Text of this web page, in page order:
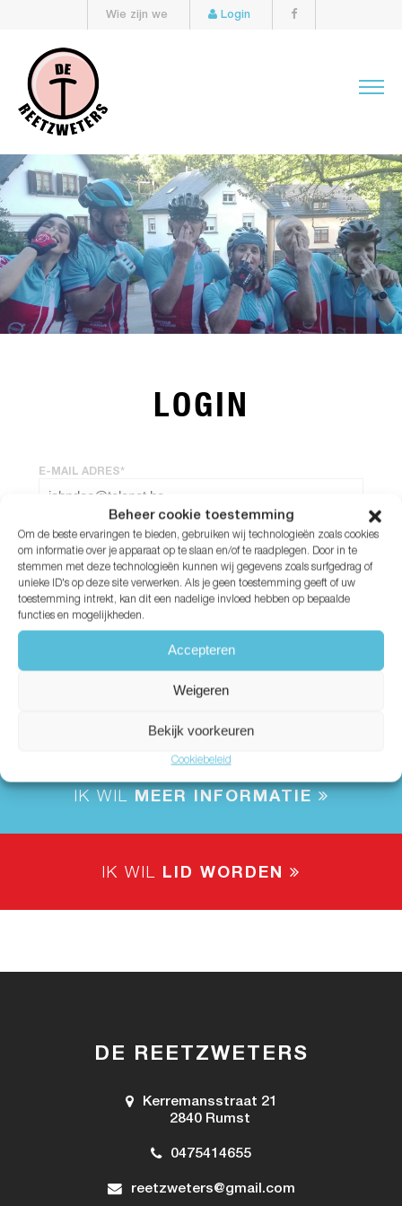
Beheer cookie toestemming
Om de beste ervaringen te bieden, gebruiken wij technologieën zoals cookies
om informatie over je apparaat op te slaan en/of te raadplegen. Door in te
stemmen met deze technologieën kunnen wij gegevens zoals surfgedrag of
unieke ID's op deze site verwerken. Als je geen toestemming geeft of uw
toestemming intrekt, kan dit een nadelige invloed hebben op bepaalde
functies en mogelijkheden.
Accepteren
Weigeren
Bekijk voorkeuren
Cookiebeleid
Wie zijn we Login
LOGIN
E-MAIL ADRES*
WACHTWOORD*
Wachtwoord vergeten?
IK WIL MEER INFORMATIE
IK WIL LID WORDEN
DE REETZWETERS
Kerremansstraat 21
2840 Rumst
0475414655
reetzweters@gmail.com